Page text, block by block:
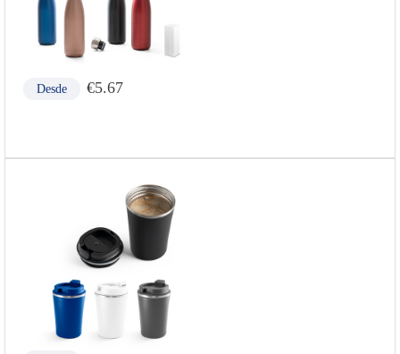
Desde €5.67